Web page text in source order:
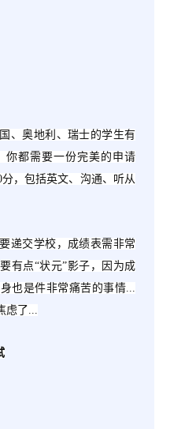
、奥地利、瑞士的学生有
你都需要一份完美的申请
分，包括英文、沟通、听从
递交学校，成绩表需非常
有点“状元”影子，因为成
也是件非常痛苦的事情...
虑了...